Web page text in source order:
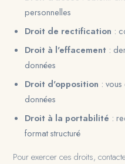
personnelles
Droit de rectification :
Droit à l'effacement :
données
Droit d'opposition :
données
Droit à la portabilité :
format structuré
Pour exercer ces droits,